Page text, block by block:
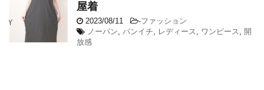
屋着
2023/08/11 -ファッション
ノーパン, パンイチ, レディース , ワンピース , 開
放感